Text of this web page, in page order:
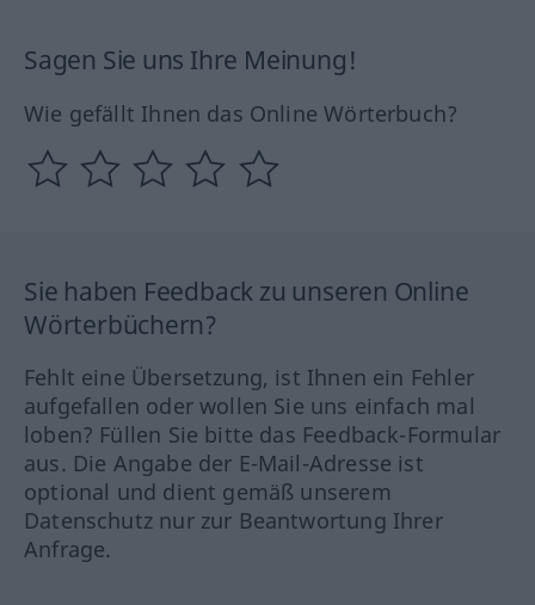
Sagen Sie uns Ihre Meinung!
Wie gefällt Ihnen das Online Wörterbuch?
Sie haben Feedback zu unseren Online
Wörterbüchern?
Fehlt eine Übersetzung, ist Ihnen ein Fehler
aufgefallen oder wollen Sie uns einfach mal
loben? Füllen Sie bitte das Feedback-Formular
aus. Die Angabe der E-Mail-Adresse ist
optional und dient gemäß unserem
Datenschutz nur zur Beantwortung Ihrer
Anfrage.